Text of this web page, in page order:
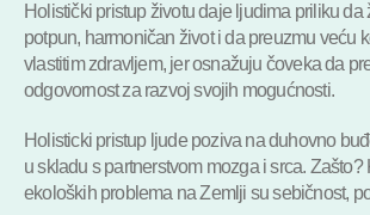
Holistički pristup životu daje ljudima priliku da
potpun, harmoničan život i da preuzmu veću
vlastitim zdravljem, jer osnažuju čoveka da
odgovornost za razvoj svojih mogućnosti.
Holisticki pristup ljude poziva na duhovno
u skladu s partnerstvom mozga i srca. Zašto?
ekoloških problema na Zemlji su sebičnost,